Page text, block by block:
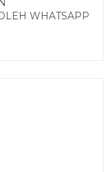
WHATSAPP